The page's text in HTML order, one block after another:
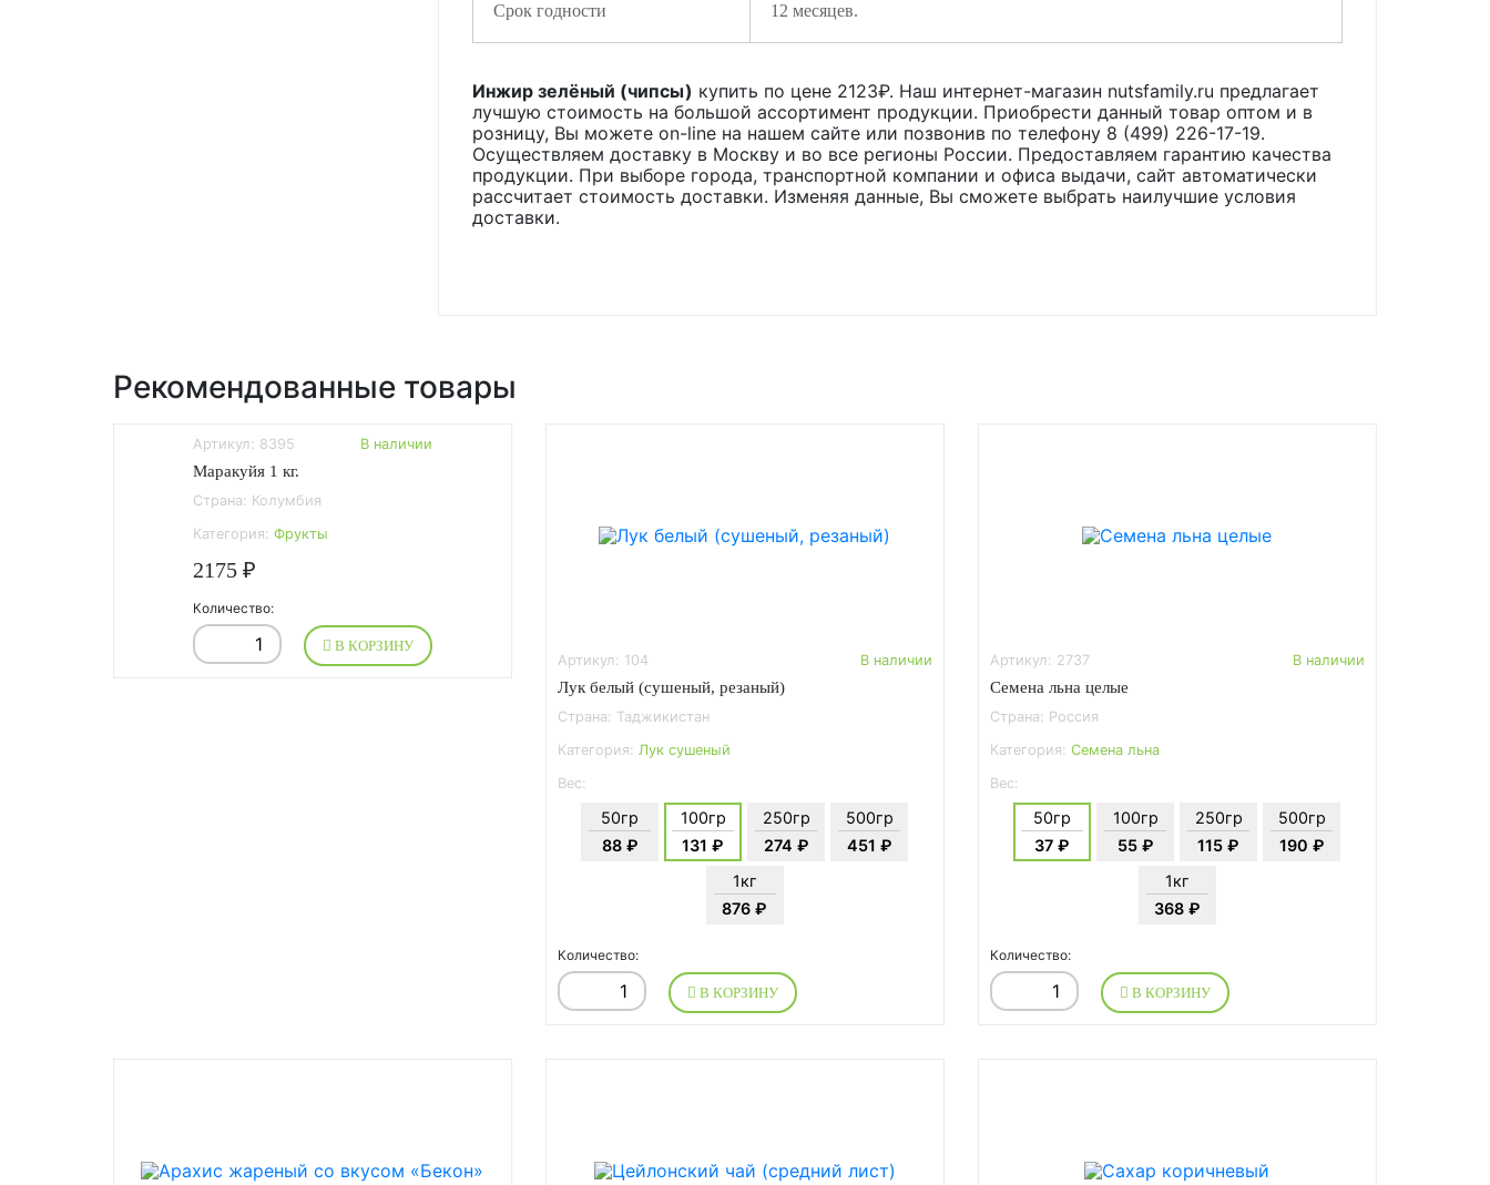
Срок годности 12 месяцев.
Инжир зелёный (чипсы) купить по цене 2123₽. Наш интернет-магазин nutsfamily.ru предлагает
лучшую стоимость на большой ассортимент продукции. Приобрести данный товар оптом и в
розницу, Вы можете on-line на нашем сайте или позвонив по телефону 8 (499) 226-17-19.
Осуществляем доставку в Москву и во все регионы России. Предоставляем гарантию качества
продукции. При выборе города, транспортной компании и офиса выдачи, сайт автоматически
рассчитает стоимость доставки. Изменяя данные, Вы сможете выбрать наилучшие условия
доставки.
Рекомендованные товары
Артикул: 8395 В наличии
Маракуйя 1 кг.
Страна: Колумбия
Категория: Фрукты
2175 ₽
Количество:
В КОРЗИНУ
Артикул: 104
В наличии
Лук белый (сушеный, резаный)
Страна: Таджикистан
Категория: Лук сушеный
Вес:
50гр
88 ₽
100гр
131 ₽
250гр
274 ₽
500гр
451 ₽
1кг
876 ₽
Количество:
В КОРЗИНУ
Артикул: 2737 В наличии
Семена льна целые
Страна: Россия
Категория: Семена льна
Вес:
50гр
37 ₽
100гр
55 ₽
250гр
115 ₽
500гр
190 ₽
1кг
368 ₽
Количество:
В КОРЗИНУ